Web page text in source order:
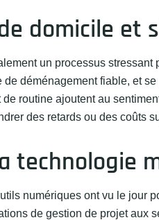
domicile et
un processus stressant
déménagement fiable, et
routine ajoutent au
des retards ou des coûts
technologie
numériques ont vu le jour
de gestion de projet aux